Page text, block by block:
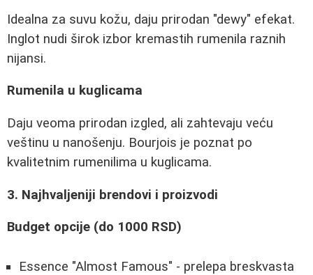
Idealna za suvu kožu, daju prirodan "dewy" efekat.
Inglot nudi širok izbor kremastih rumenila raznih
nijansi.
Rumenila u kuglicama
Daju veoma prirodan izgled, ali zahtevaju veću
veštinu u nanošenju. Bourjois je poznat po
kvalitetnim rumenilima u kuglicama.
3. Najhvaljeniji brendovi i proizvodi
Budget opcije (do 1000 RSD)
Essence "Almost Famous" - prelepa breskvasta